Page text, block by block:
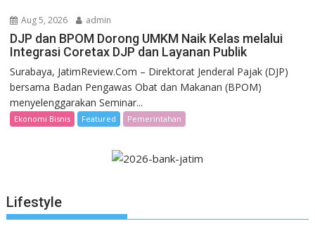
Aug 5, 2026 admin
DJP dan BPOM Dorong UMKM Naik Kelas melalui
Integrasi Coretax DJP dan Layanan Publik
Surabaya, JatimReview.Com – Direktorat Jenderal Pajak (DJP)
bersama Badan Pengawas Obat dan Makanan (BPOM)
menyelenggarakan Seminar...
Ekonomi Bisnis Featured Pemerintahan
Lifestyle